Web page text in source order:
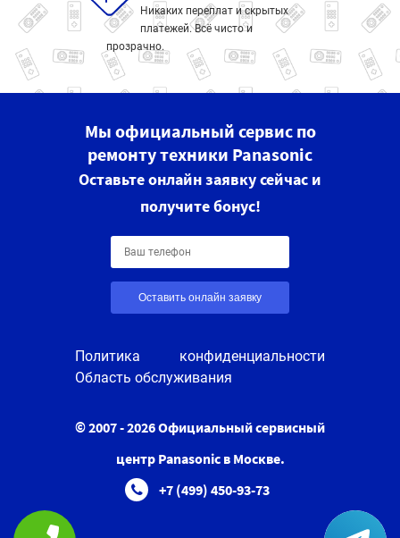
Никаких переплат и скрытых
платежей. Всё чисто и
прозрачно.
Мы официальный сервис по
ремонту техники Panasonic
Оставьте онлайн заявку сейчас и
получите бонус!
Оставить онлайн заявку
Политика конфиденциальности
Область обслуживания
© 2007 - 2026 Официальный сервисный
центр Panasonic в Москве.
+7 (499) 450-93-73